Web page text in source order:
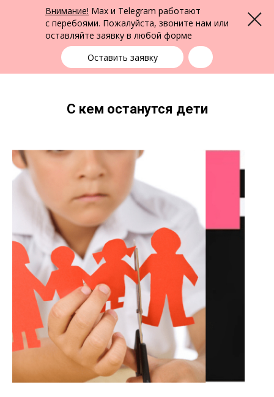
Внимание! Max и Telegram работают
с перебоями. Пожалуйста, звоните нам или
оставляйте заявку в любой форме
Оставить заявку
Юридическая помощь по всей России
ФПК Альтернатива
Меню
Выбрать город +7 (383) 388-72-90
C кем останутся дети